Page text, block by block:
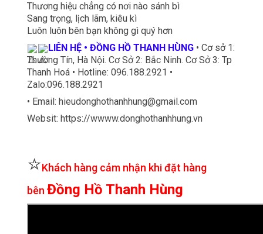
Thương hiệu chẳng có nơi nào sánh bì
Sang trọng, lịch lãm, kiêu kì
Luôn luôn bên bạn không gì quý hơn
LIÊN HỆ • ĐỒNG HỒ THANH HÙNG • Cơ sở 1:
Thường Tín, Hà Nội. Cơ Sở 2: Bắc Ninh. Cơ Sở 3: Tp
Thanh Hoá • Hotline: 096.188.2921 •
Zalo:096.188.2921
• Email: hieudonghothanhhung@gmail.com
Websit: https://wwww.donghothanhhung.vn
⭐Khách hàng cảm nhận khi đặt hàng
bên Đồng Hồ Thanh Hùng